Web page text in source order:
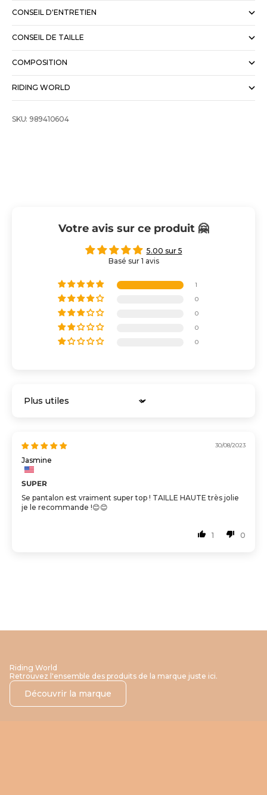
CONSEIL D'ENTRETIEN
CONSEIL DE TAILLE
COMPOSITION
RIDING WORLD
SKU: 989410604
Votre avis sur ce produit 🤗
5.00 sur 5
Basé sur 1 avis
1
0
0
0
0
Sort by
30/08/2023
Jasmine
SUPER
Se pantalon est vraiment super top ! TAILLE HAUTE très jolie
je le recommande !😊😊
1 0
Riding World
Retrouvez l'ensemble des produits de la marque juste ici.
Découvrir la marque